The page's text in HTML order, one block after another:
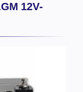
12V-